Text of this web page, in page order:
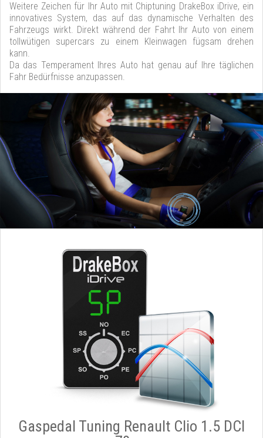
Weitere Zeichen für Ihr Auto mit Chiptuning DrakeBox iDrive, ein
innovatives System, das auf das dynamische Verhalten des
Fahrzeugs wirkt. Direkt während der Fahrt Ihr Auto von einem
tollwütigen supercars zu einem Kleinwagen fügsam drehen
kann.
Da das Temperament Ihres Auto hat genau auf Ihre täglichen
Fahr Bedürfnisse anzupassen.
Gaspedal Tuning Renault Clio 1.5 DCI